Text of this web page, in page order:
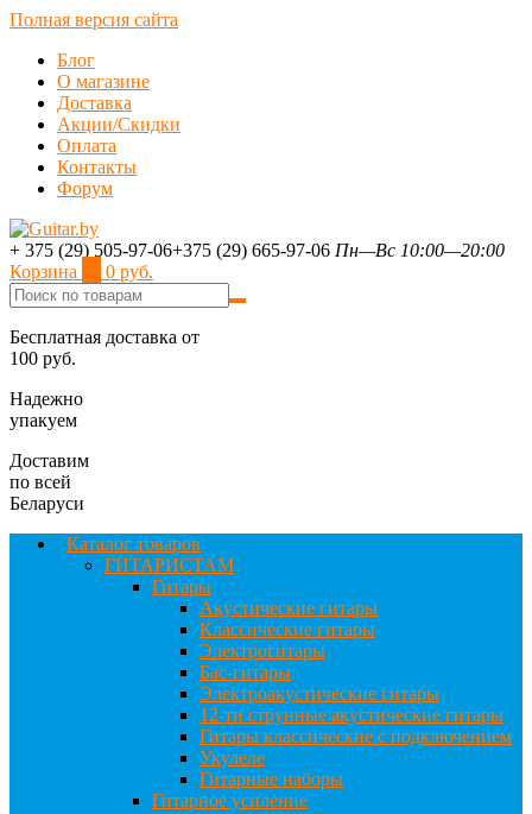
Полная версия сайта
Блог
О магазине
Доставка
Акции/Скидки
Оплата
Контакты
Форум
+ 375 (29) 505-97-06+375 (29) 665-97-06 Пн—Вс 10:00—20:00
Корзина
0 руб.
Бесплатная доставка от
100 руб.
Надежно
упакуем
Доставим
по всей
Беларуси
Каталог товаров
ГИТАРИСТАМ
Гитары
Акустические гитары
Классические гитары
Электрогитары
Бас-гитары
Электроакустические гитары
12-ти струнные акустические гитары
Гитары классические с подключением
Укулеле
Гитарные наборы
Гитарное усиление